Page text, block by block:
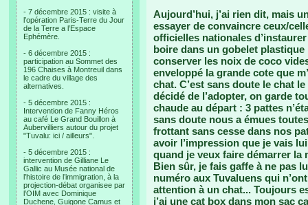
- 7 décembre 2015 : visite à
l’opération Paris-Terre du Jour
de la Terre a l’Espace
Ephémère.
- 6 décembre 2015 :
participation au Sommet des
196 Chaises à Montreuil dans
le cadre du village des
alternatives.
- 5 décembre 2015 :
Intervention de Fanny Héros
au café Le Grand Bouillon à
Aubervilliers autour du projet
"Tuvalu: ici / ailleurs".
- 5 décembre 2015 :
intervention de Gilliane Le
Gallic au Musée national de
l’histoire de l’immigration, à la
projection-débat organisee par
l’OIM avec Dominique
Duchene, Guigone Camus et
Aujourd’hui, j’ai rien dit, mais
essayer de convaincre ceux/
officielles nationales
boire dans un gobelet
conserver les noix de coco
enveloppé la grande cote que
chat. C’est sans doute le chat
décidé de l’adopter, on garde
chaude au départ : 3 pattes
sans doute nous a émues
frottant sans cesse dans nos
avoir l’impression que je vais
quand je veux faire démarrer
Bien sûr, je fais gaffe à ne pas
numéro aux Tuvaluens qui
attention à un chat... Toujours
j’ai une cat box dans mon sac